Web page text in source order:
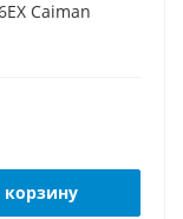
Caiman
корзину